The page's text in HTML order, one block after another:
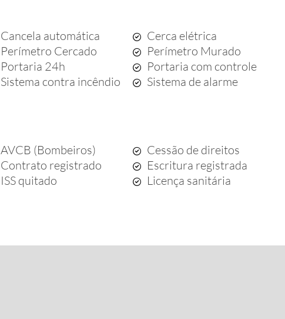
Cancela automática
Cerca elétrica
Perímetro Cercado
Perímetro Murado
Portaria 24h
Portaria com controle
Sistema contra incêndio
Sistema de alarme
AVCB (Bombeiros)
Cessão de direitos
Contrato registrado
Escritura registrada
ISS quitado
Licença sanitária